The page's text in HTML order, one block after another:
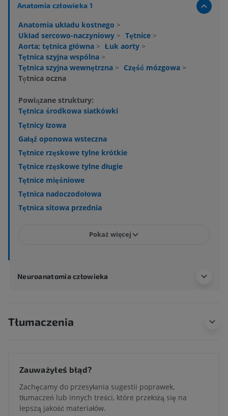
Anatomia człowieka 1
Anatomia układu kostnego >
Układ sercowo-naczyniowy > Tętnice >
Aorta; tętnica główna > Łuk aorty >
Tętnica szyjna wspólna >
Tętnica szyjna wewnętrzna > Część mózgowa >
Tętnica oczna
Powiązane struktury:
Tętnica środkowa siatkówki
Tętnicy łzowa
Gałąź oponowa wsteczna
Tętnice rzęskowe tylne krótkie
Tętnice rzęskowe tylne długie
Tętnice mięśniowe
Tętnica nadoczodołowa
Tętnica sitowa przednia
Pokaż więcej
Neuroanatomia człowieka
Tłumaczenia
Zauważyłeś błąd?
Zachęcamy do przesyłania sugestii poprawek,
tłumaczeń lub innych treści, które przełożą się na
lepszą jakość materiałów.